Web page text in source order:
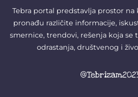
Tebra portal predstavlja prostor na
pronađu različite informacije,
smernice, trendovi, rešenja koja se
odrastanja, društvenog i